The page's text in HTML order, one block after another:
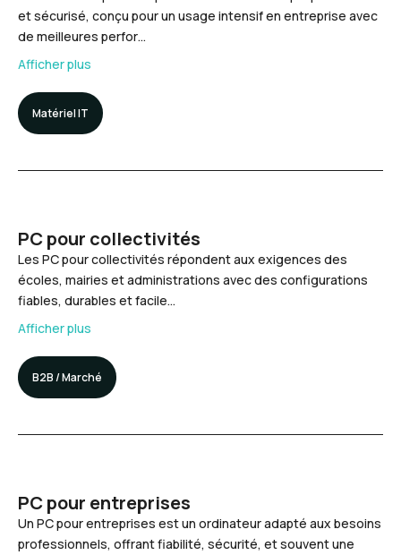
et sécurisé, conçu pour un usage intensif en entreprise avec
de meilleures perfor…
Afficher plus
Matériel IT
PC pour collectivités
Les PC pour collectivités répondent aux exigences des
écoles, mairies et administrations avec des configurations
fiables, durables et facile…
Afficher plus
B2B / Marché
PC pour entreprises
Un PC pour entreprises est un ordinateur adapté aux besoins
professionnels, offrant fiabilité, sécurité, et souvent une